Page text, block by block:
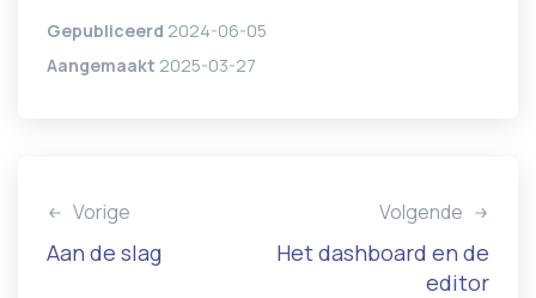
Gepubliceerd 2024-06-05
Aangemaakt 2025-03-27
Vorige
Aan de slag
Volgende
Het dashboard en de
editor